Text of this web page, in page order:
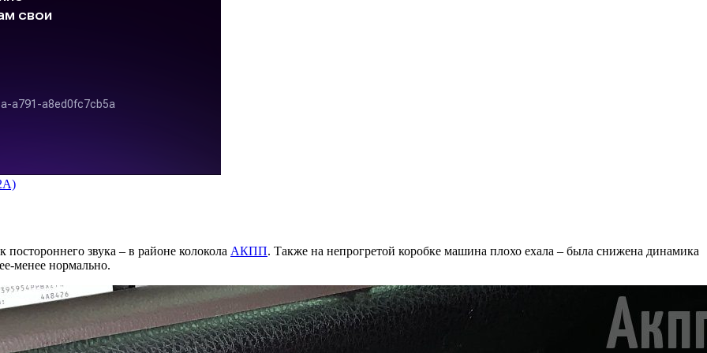
звука – в районе колокола АКПП. Также на непрогретой коробке машина плохо ехала – была снижена динамика
менее нормально.